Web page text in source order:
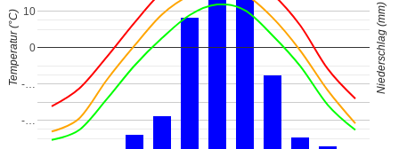
-…
-…
0
10
Temperatur (°C) Niederschlag (mm)